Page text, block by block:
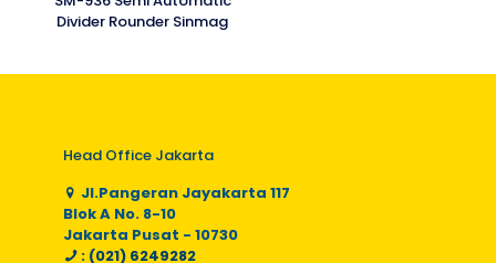
Divider Rounder Sinmag
Head Office Jakarta
Jl.Pangeran Jayakarta 117
Blok A No. 8-10
Jakarta Pusat - 10730
: (021) 6249282